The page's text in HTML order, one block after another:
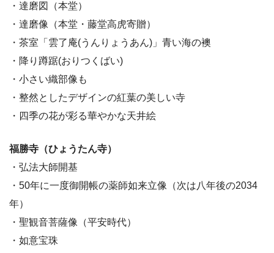
・達磨図（本堂）
・達磨像（本堂・藤堂高虎寄贈）
・茶室「雲了庵(うんりょうあん)」青い海の襖
・降り蹲踞(おりつくばい)
・小さい織部像も
・整然としたデザインの紅葉の美しい寺
・四季の花が彩る華やかな天井絵
福勝寺（ひょうたん寺）
・弘法大師開基
・50年に一度御開帳の薬師如来立像（次は八年後の2034
年）
・聖観音菩薩像（平安時代）
・如意宝珠